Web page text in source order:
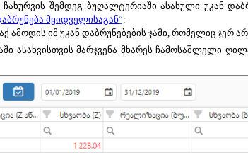
შემდეგ ბუღალტერიაში ასახული უკან
მყიდველისაგან“;
აქ ამოდის იმ უკან დაბრუნებების ჯამი, რომელიც ჯერ
ასახვისთვის მარჯვენა მხარეს ჩამოსაშლელი